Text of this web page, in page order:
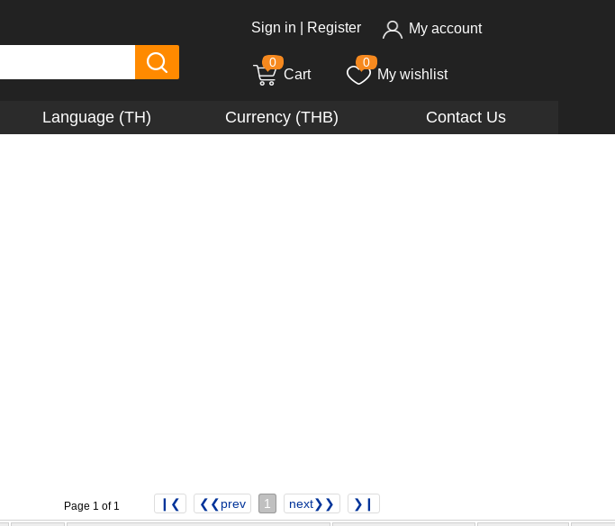
Sign in Register My account
0
Cart
0
My wishlist
Language (TH) Currency (THB) Contact Us
Page 1 of 1 ❙❮ ❮❮prev 1 next❯❯ ❯❙